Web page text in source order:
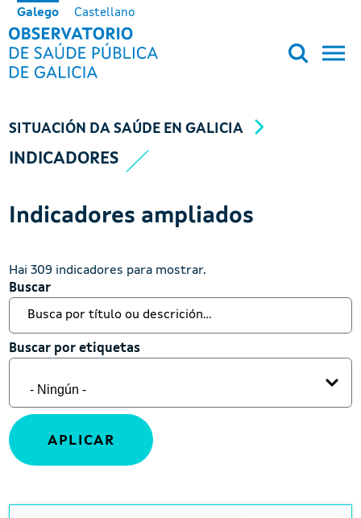
Ir o contido principal
Galego Castellano
OBSERVATORIO DE SALUD
SITUACIÓN DA SAÚDE EN GALICIA
INDICADORES
Indicadores ampliados
Hai 309 indicadores para mostrar.
Buscar
Buscar
Buscar por etiquetas
Buscar por etiquetas